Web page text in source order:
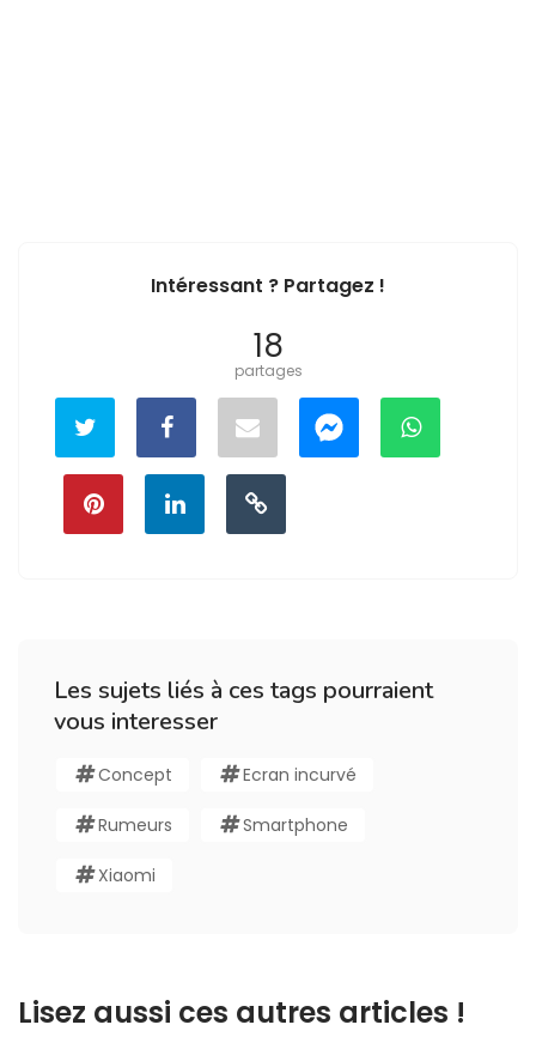
Intéressant ? Partagez !
18
partages
Les sujets liés à ces tags pourraient
vous interesser
Concept Ecran incurvé
Rumeurs Smartphone
Xiaomi
Lisez aussi ces autres articles !